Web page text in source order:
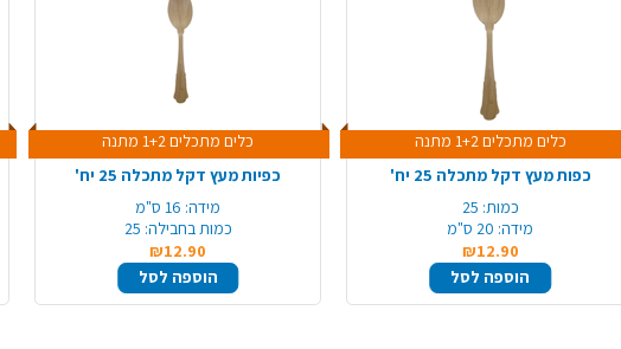
כלים מתכלים 1+2 מתנה
כפות מעץ דקל מתכלה 25 יח'
כמות: 25
מידה: 20 ס"מ
₪12.90
הוספה לסל
כלים מתכלים 1+2 מתנה
כפיות מעץ דקל מתכלה 25 יח'
מידה: 16 ס"מ
כמות בחבילה: 25
₪12.90
הוספה לסל